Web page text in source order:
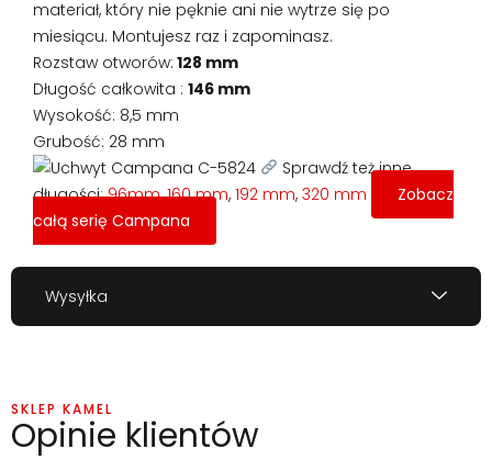
materiał, który nie pęknie ani nie wytrze się po
miesiącu. Montujesz raz i zapominasz.
Rozstaw otworów: 128 mm
Długość całkowita : 146 mm
Wysokość: 8,5 mm
Grubość: 28 mm
Sprawdź też inne
długości:96mm, 160 mm, 192 mm, 320 mm
Zobacz
całą serię Campana
Wysyłka
SKLEP KAMEL
Opinie klientów